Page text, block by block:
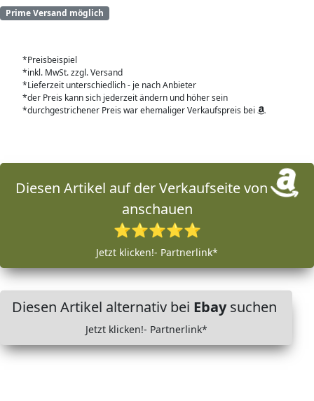
Prime Versand möglich
*Preisbeispiel
*inkl. MwSt. zzgl. Versand
*Lieferzeit unterschiedlich - je nach Anbieter
*der Preis kann sich jederzeit ändern und höher sein
*durchgestrichener Preis war ehemaliger Verkaufspreis bei
Diesen Artikel auf der Verkaufseite von
anschauen
⭐⭐⭐⭐⭐
Jetzt klicken!- Partnerlink*
Diesen Artikel alternativ bei Ebaysuchen
Jetzt klicken!- Partnerlink*